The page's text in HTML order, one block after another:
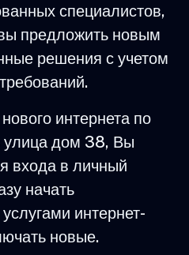
специалистов,
предложить новым
решения с учетом
интернета по
улица дом 38, Вы
входа в личный
начать
интернет-
новые.